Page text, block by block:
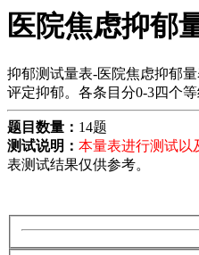
医院焦虑抑郁
抑郁测试量表-医院焦虑抑郁
评定抑郁。各条目分0-3四个
题目数量： 14题
测试说明： 本量表进行测试以
表测试结果仅供参考。